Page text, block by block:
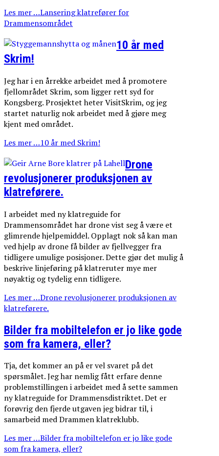
Les mer …Lansering klatrefører for
Drammensområdet
10 år med
Skrim!
Jeg har i en årrekke arbeidet med å promotere
fjellområdet Skrim, som ligger rett syd for
Kongsberg. Prosjektet heter VisitSkrim, og jeg
startet naturlig nok arbeidet med å gjøre meg
kjent med området.
Les mer …10 år med Skrim!
Drone
revolusjonerer produksjonen av
klatreførere.
I arbeidet med ny klatreguide for
Drammensområdet har drone vist seg å være et
glimrende hjelpemiddel. Opplagt nok så kan man
ved hjelp av drone få bilder av fjellvegger fra
tidligere umulige posisjoner. Dette gjør det mulig å
beskrive linjeføring på klatreruter mye mer
nøyaktig og tydelig enn tidligere.
Les mer …Drone revolusjonerer produksjonen av
klatreførere.
Bilder fra mobiltelefon er jo like gode
som fra kamera, eller?
Tja, det kommer an på er vel svaret på det
spørsmålet. Jeg har nemlig fått erfare denne
problemstillingen i arbeidet med å sette sammen
ny klatreguide for Drammensdistriktet. Det er
forøvrig den fjerde utgaven jeg bidrar til, i
samarbeid med Drammen klatreklubb.
Les mer …Bilder fra mobiltelefon er jo like gode
som fra kamera, eller?